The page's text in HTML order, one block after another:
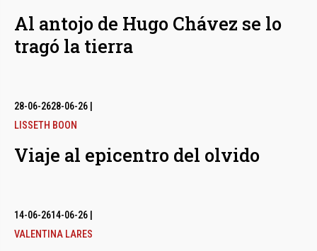
Al antojo de Hugo Chávez se lo
tragó la tierra
28-06-2628-06-26
LISSETH BOON
Viaje al epicentro del olvido
14-06-2614-06-26
VALENTINA LARES